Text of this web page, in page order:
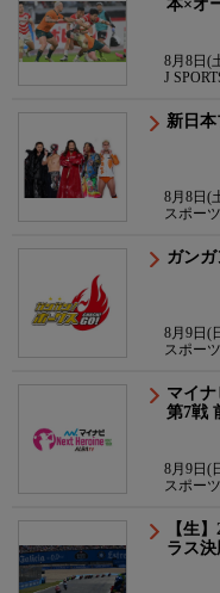
本×オ
8月8日(
J
新日本
8月8日(
スポー
ガン
8月9日(
スポー
マイ
第7戦
8月9日(
スポー
【生
ラス決